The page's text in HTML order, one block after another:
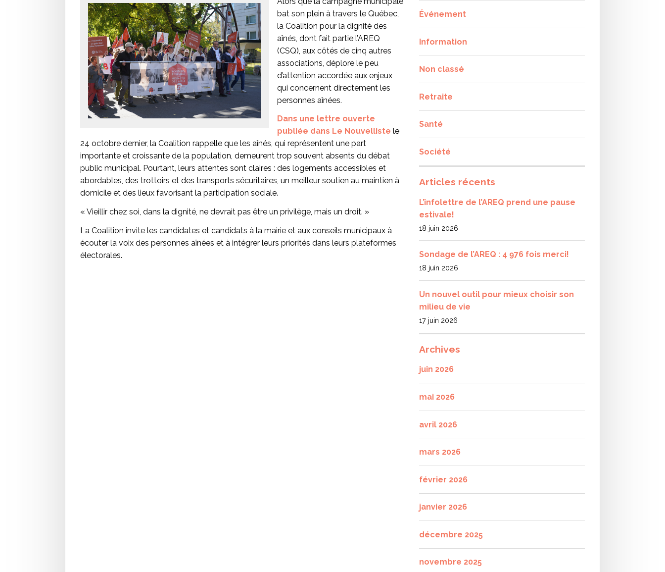
bat son plein à travers le Québec,
la Coalition pour la dignité des
aînés, dont fait partie l’AREQ
(CSQ), aux côtés de cinq autres
associations, déplore le peu
d’attention accordée aux enjeux
qui concernent directement les
personnes aînées.
Dans une lettre ouverte
publiée dans Le Nouvelliste le
24 octobre dernier, la Coalition rappelle que les aînés, qui représentent une part
importante et croissante de la population, demeurent trop souvent absents du débat
public municipal. Pourtant, leurs attentes sont claires : des logements accessibles et
abordables, des trottoirs et des transports sécuritaires, un meilleur soutien au maintien à
domicile et des lieux favorisant la participation sociale.
« Vieillir chez soi, dans la dignité, ne devrait pas être un privilège, mais un droit. »
La Coalition invite les candidates et candidats à la mairie et aux conseils municipaux à
écouter la voix des personnes aînées et à intégrer leurs priorités dans leurs plateformes
électorales.
Événement
Information
Non classé
Retraite
Santé
Société
Articles récents
L’infolettre de l’AREQ prend une pause
estivale!
18 juin 2026
Sondage de l’AREQ : 4 976 fois merci!
18 juin 2026
Un nouvel outil pour mieux choisir son
milieu de vie
17 juin 2026
Archives
juin 2026
mai 2026
avril 2026
mars 2026
février 2026
janvier 2026
décembre 2025
novembre 2025